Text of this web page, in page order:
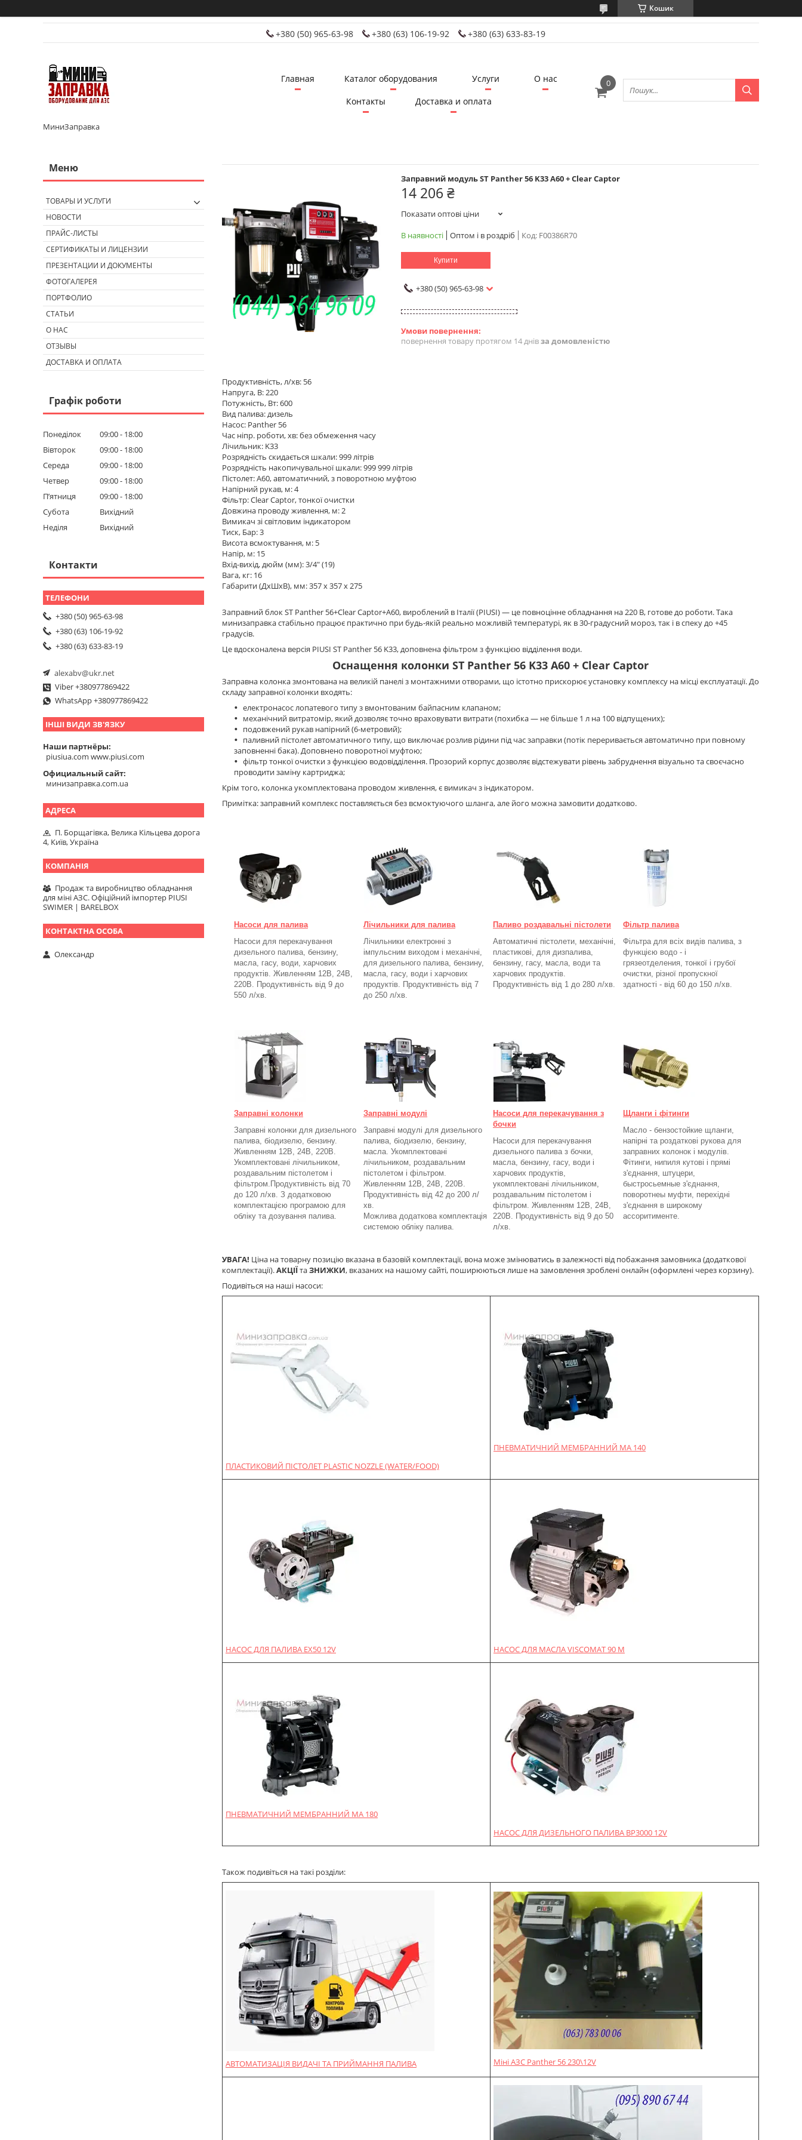
Кошик
+380 (50) 965-63-98 +380 (63) 106-19-92 +380 (63) 633-83-19
МиниЗаправка
Главная Каталог оборудования Услуги
О нас
Контакты
Доставка и оплата
Заправний модуль ST Panther 56 K33 A60 + Clear Captor
14 206 ₴
Показати оптові ціни
В наявності
Оптом і в роздріб Код: F00386R70
Купити
+380 (50) 965-63-98
повернення товару протягом 14 днівза домовленістю
Продуктивність, л/хв: 56
Напруга, В: 220
Потужність, Вт: 600
Вид палива: дизель
Насос: Panther 56
Час ніпр. роботи, хв: без обмеження часу
Лічильник: K33
Розрядність скидається шкали: 999 літрів
Розрядність накопичувальної шкали: 999 999 літрів
Пістолет: A60, автоматичний, з поворотною муфтою
Напірний рукав, м: 4
Фільтр: Clear Captor, тонкої очистки
Довжина проводу живлення, м: 2
Вимикач зі світловим індикатором
Тиск, Бар: 3
Висота всмоктування, м: 5
Напір, м: 15
Вхід-вихід, дюйм (мм): 3/4" (19)
Вага, кг: 16
Габарити (ДхШхВ), мм: 357 x 357 x 275
Заправний блок ST Panther 56+Clear Captor+A60, вироблений в Італії (PIUSI) — це повноцінне обладнання на 220 В, готове до роботи. Така
минизаправка стабільно працює практично при будь-якій реально можливій температурі, як в 30-градусний мороз, так і в спеку до +45
градусів.
Це вдосконалена версія PIUSI ST Panther 56 K33, доповнена фільтром з функцією відділення води.
Оснащення колонки ST Panther 56 K33 A60 + Clear Captor
Заправна колонка змонтована на великій панелі з монтажними отворами, що істотно прискорює установку комплексу на місці експлуатації. До
складу заправної колонки входять:
електронасос лопатевого типу з вмонтованим байпасним клапаном;
механічний витратомір, який дозволяє точно враховувати витрати (похибка — не більше 1 л на 100 відпущених);
подовжений рукав напірний (6-метровий);
паливний пістолет автоматичного типу, що виключає розлив рідини під час заправки (потік переривається автоматично при повному
заповненні бака). Доповнено поворотної муфтою;
фільтр тонкої очистки з функцією водовідділення. Прозорий корпус дозволяє відстежувати рівень забруднення візуально та своєчасно
проводити заміну картриджа;
Крім того, колонка укомплектована проводом живлення, є вимикач з індикатором.
Примітка: заправний комплекс поставляється без всмоктуючого шланга, але його можна замовити додатково.
Насоси для палива
Насоси для перекачування
дизельного палива, бензину,
масла, гасу, води, харчових
продуктів. Живленням 12В, 24В,
220В. Продуктивність від 9 до
550 л/хв.
Лічильники для палива
Лічильники електронні з
імпульсним виходом і механічні,
для дизельного палива, бензину,
масла, гасу, води і харчових
продуктів. Продуктивність від 7
до 250 л/хв.
Паливо роздавальні пістолети
Автоматичні пістолети, механічні,
пластикові, для дизпалива,
бензину, гасу, масла, води та
харчових продуктів.
Продуктивність від 1 до 280 л/хв.
Фільтр палива
Фільтра для всіх видів палива, з
функцією водо - і
грязеотделения, тонкої і грубої
очистки, різної пропускної
здатності - від 60 до 150 л/хв
Заправні колонки
Заправні колонки для дизельного
палива, біодизелю, бензину.
Живленням 12В, 24В, 220В.
Укомплектовані лічильником,
роздавальним пістолетом і
фільтром. Продуктивність від 70
до 120 л/хв. З додатковою
комплектацією програмою для
обліку та дозування палива.
Заправні модулі
Заправні модулі для дизельного
палива, біодизелю, бензину,
масла. Укомплектовані
лічильником, роздавальним
пістолетом і фільтром.
Живленням 12В, 24В, 220В.
Продуктивність від 42 до 200 л/
хв.
Можлива додаткова комплектація
системою обліку палива.
Насоси для перекачування з
бочки
Насоси для перекачування
дизельного палива з бочки,
масла, бензину, гасу, води і
харчових продуктів,
укомплектовані лічильником,
роздавальним пістолетом і
фільтром. Живленням 12В, 24В,
220В. Продуктивність від 9 до 50
л/хв.
Щланги і фітинги
Масло - бензостойкие щланги,
напірні та роздаткові рукова для
заправних колонок і модулів.
Фітинги, нипиля кутові і прямі
з'єднання, штуцери,
быстросьемные з'єднання,
поворотнеы муфти, перехідні
з'єднання в широкому
ассоритименте.
УВАГА! Ціна на товарну позицію вказана в базовій комплектації, вона може змінюватись в залежності від побажання замовника (додаткової
комплектації).АКЦІЇтаЗНИЖКИ, вказаних на нашому сайті, поширюються лише на замовлення зроблені онлайн (оформлені через корзину).
Подивіться на наші насоси:
ПЛАСТИКОВИЙ ПІСТОЛЕТ PLASTIC NOZZLE (WATER/FOOD)
ПНЕВМАТИЧНИЙ МЕМБРАННИЙ MA 140
НАСОС ДЛЯ ПАЛИВА EX50 12V НАСОС ДЛЯ МАСЛА VISCOMAT 90 M
ПНЕВМАТИЧНИЙ МЕМБРАННИЙ MA 180
НАСОС ДЛЯ ДИЗЕЛЬНОГО ПАЛИВА BP3000 12V
Також подивіться на такі розділи:
АВТОМАТИЗАЦІЯ ВИДАЧІ ТА ПРИЙМАННЯ ПАЛИВА Міні АЗС Panther 56 230\12V
ТОВАРЫ И УСЛУГИ
НОВОСТИ
ПРАЙС-ЛИСТЫ
СЕРТИФИКАТЫ И ЛИЦЕНЗИИ
ПРЕЗЕНТАЦИИ И ДОКУМЕНТЫ
ФОТОГАЛЕРЕЯ
ПОРТФОЛИО
СТАТЬИ
О НАС
ОТЗЫВЫ
ДОСТАВКА И ОПЛАТА
Графік роботи
Понеділок 09:00
18:00
Вівторок
09:00
18:00
Середа
09:00
18:00
Четвер
09:00
18:00
Пʼятниця
09:00
18:00
Субота
Вихідний
Неділя
Вихідний
Контакти
+380 (50) 965-63-98
+380 (63) 106-19-92
+380 (63) 633-83-19
alexabv@ukr.net
Viber +380977869422
WhatsApp +380977869422
ІНШІ ВИДИ ЗВ'ЯЗКУ
Наши партнёры
piusiua.com www.piusi.com
Официальный сайт
минизаправка.com.ua
П. Борщагівка, Велика Кільцева дорога
4, Київ, Україна
Продаж та виробництво обладнання
для міні АЗС. Офіційний імпортер PIUSI
SWIMER | BARELBOX
Олександр